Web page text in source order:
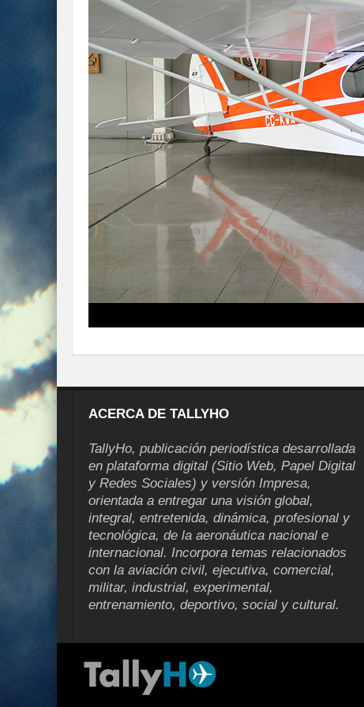
ACERCA DE TALLYHO
TallyHo, publicación periodística desarrollada
en plataforma digital (Sitio Web, Papel Digital
y Redes Sociales) y versión Impresa,
orientada a entregar una visión global,
integral, entretenida, dinámica, profesional y
tecnológica, de la aeronáutica nacional e
internacional. Incorpora temas relacionados
con la aviación civil, ejecutiva, comercial,
militar, industrial, experimental,
entrenamiento, deportivo, social y cultural.